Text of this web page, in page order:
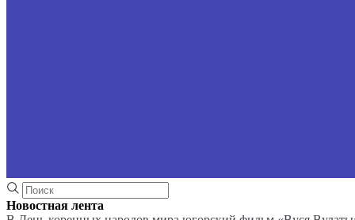
Новостная лента